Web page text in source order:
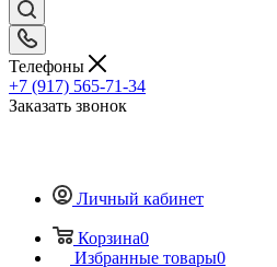
Телефоны
+7 (917) 565-71-34
Заказать звонок
Личный кабинет
Корзина0
Избранные товары0